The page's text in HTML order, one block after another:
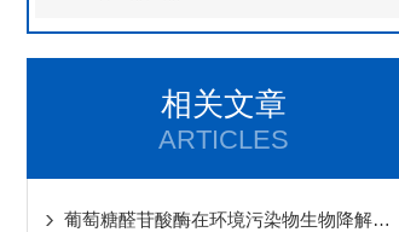
相关文章
ARTICLES
葡萄糖醛苷酸酶在环境污染物生物降解途径中的酶学特性